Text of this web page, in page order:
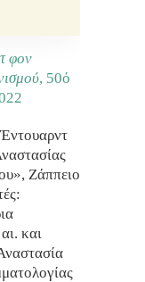
φον
, 50ό
Ζάππειο
και